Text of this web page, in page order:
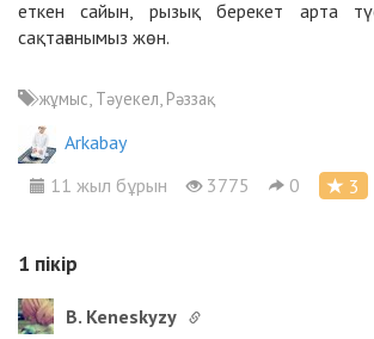
еткен сайын, рызық берекет арта
сақтағанымыз жөн.
жұмыс, Тәуекел, Рәззақ
Arkabay
11 жыл бұрын
3775 0 3
1 пікір
B. Keneskyzy